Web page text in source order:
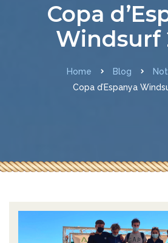
Copa
Windsurf
Home Blog
Copa d’Espanya